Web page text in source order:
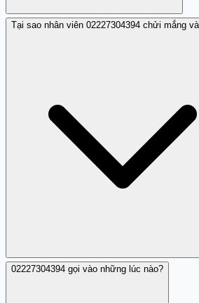
Theo nhận xét cộng đồng,
hoạt động lừa đảo cho vay nặng lãi.
hợp đồng vay với công ty này,
cá nhân vì có dấu hiệu gian dối.
Tại sao nhân viên 02227304394 chửi mắng
Theo các nhận xét từ cộng đồng,
02227304394 gọi vào những lúc nào?